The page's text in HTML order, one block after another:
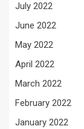
July 2022
June 2022
May 2022
April 2022
March 2022
February 2022
January 2022